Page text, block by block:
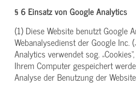
§ 6 Einsatz von Google Analytics
(1) Diese Website benutzt Google
Webanalysedienst der Google Inc.
Analytics verwendet sog.
Ihrem Computer gespeichert
Analyse der Benutzung der